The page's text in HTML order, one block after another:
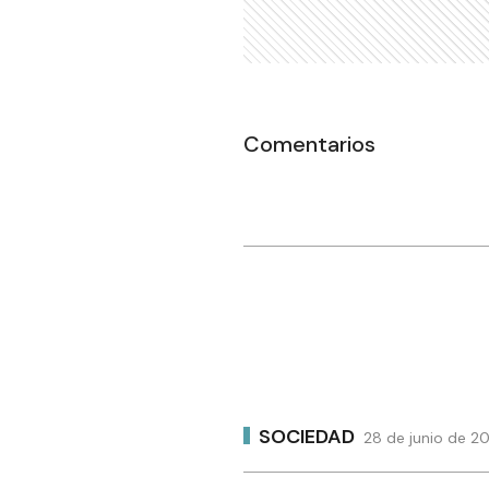
Comentarios
SOCIEDAD 28 de junio de